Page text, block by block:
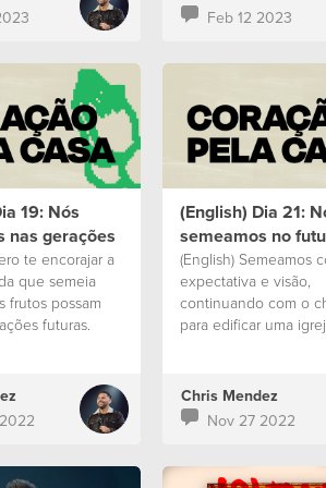
Feb 12 2023
19: Nós
nas gerações
te encorajar a
que semeia
frutos possam
futuras.
(English) Dia 21:
semeamos no
(English) Semeamos
expectativa e visão,
continuando com o
para edificar uma
Chris Mendez
Nov 27 2022